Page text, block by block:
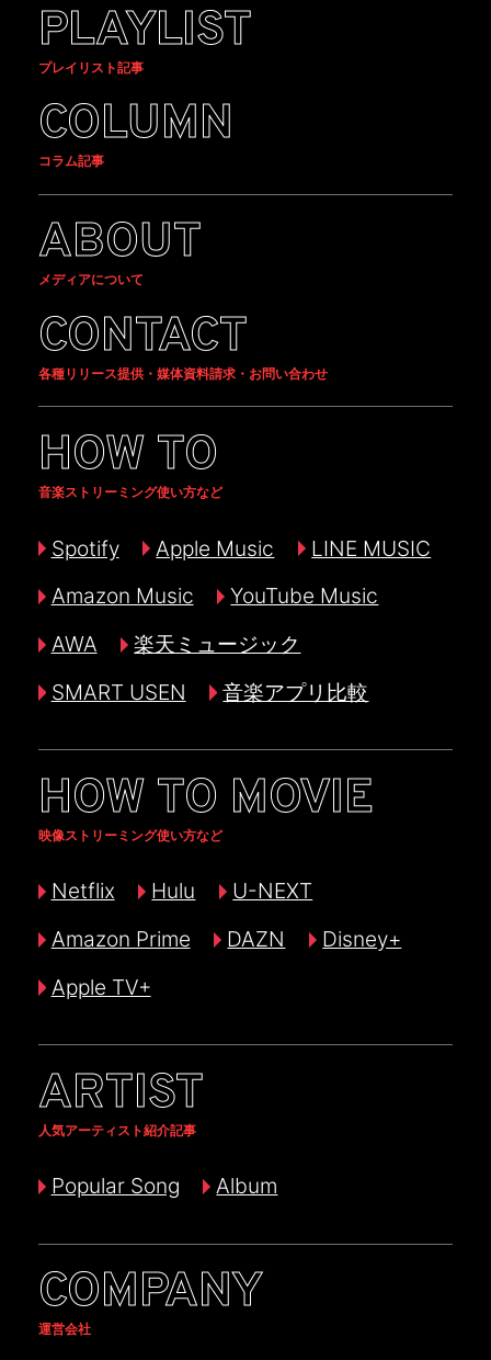
PLAYLIST
プレイリスト記事
COLUMN
コラム記事
ABOUT
メディアについて
CONTACT
各種リリース提供・媒体資料請求・お問い合わせ
HOW TO
音楽ストリーミング使い方など
Spotify Apple Music
LINE MUSIC
Amazon Music
YouTube Music
AWA
楽天ミュージック
SMART USEN
音楽アプリ比較
HOW TO MOVIE
映像ストリーミング使い方など
Netflix Hulu
U-NEXT
Amazon Prime
DAZN
Disney+
Apple TV+
ARTIST
人気アーティスト紹介記事
Popular Song Album
COMPANY
運営会社